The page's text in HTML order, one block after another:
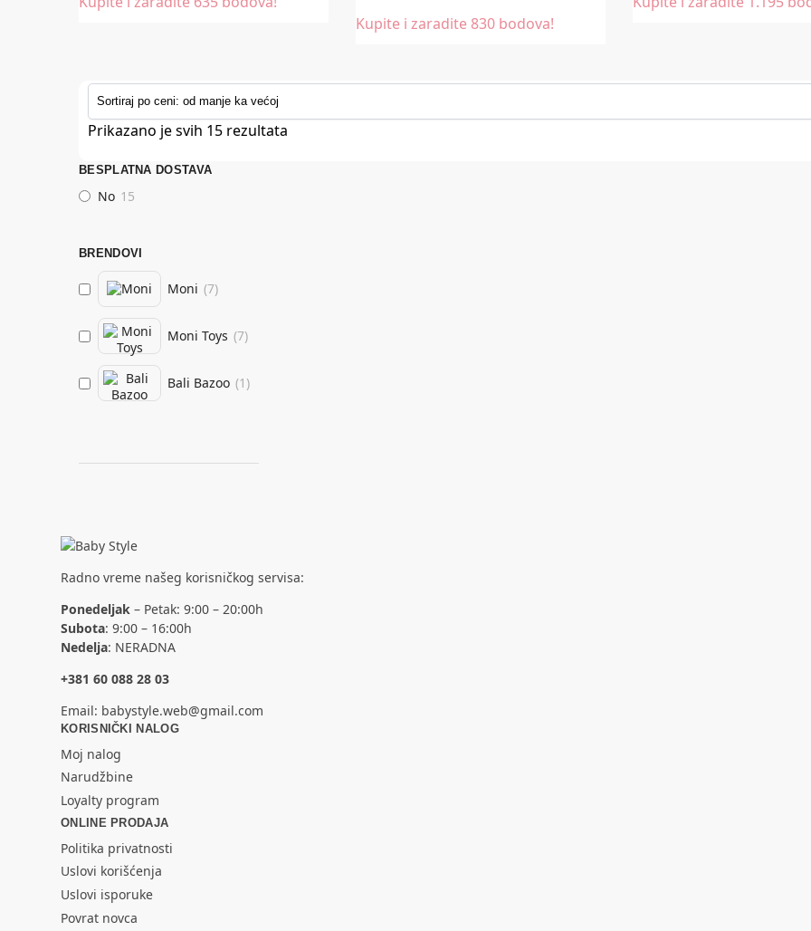
Kupite i zaradite 830 bodova!
Prikazano je svih 15 rezultata
BESPLATNA DOSTAVA
No 15
BRENDOVI
Moni (7)
Moni Toys (7)
Bali Bazoo (1 )
Radno vreme našeg korisničkog servisa:
Ponedeljak – Petak: 9:00 – 20:00h
Subota: 9:00 – 16:00h
Nedelja: NERADNA
+381 60 088 28 03
Email: babystyle.web@gmail.com
KORISNIČKI NALOG
Moj nalog
Narudžbine
Loyalty program
ONLINE PRODAJA
Politika privatnosti
Uslovi korišćenja
Uslovi isporuke
Povrat novca